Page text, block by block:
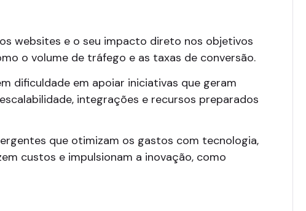
websites e o seu impacto direto nos objetivos
o volume de tráfego e as taxas de conversão.
dificuldade em apoiar iniciativas que geram
integrações e recursos preparados
que otimizam os gastos com tecnologia,
custos e impulsionam a inovação, como